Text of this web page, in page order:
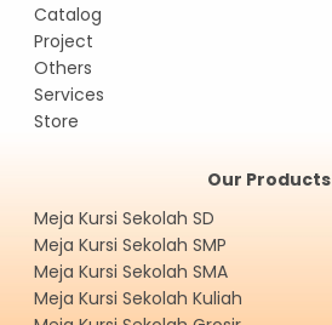
Catalog
Project
Others
Services
Store
Our Products
Meja Kursi Sekolah SD
Meja Kursi Sekolah SMP
Meja Kursi Sekolah SMA
Meja Kursi Sekolah Kuliah